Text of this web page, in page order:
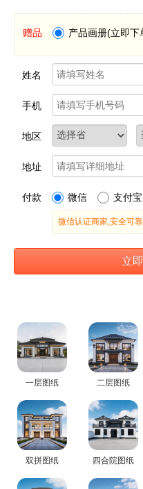
一层图纸 二层图纸
双拼图纸 四合院图纸